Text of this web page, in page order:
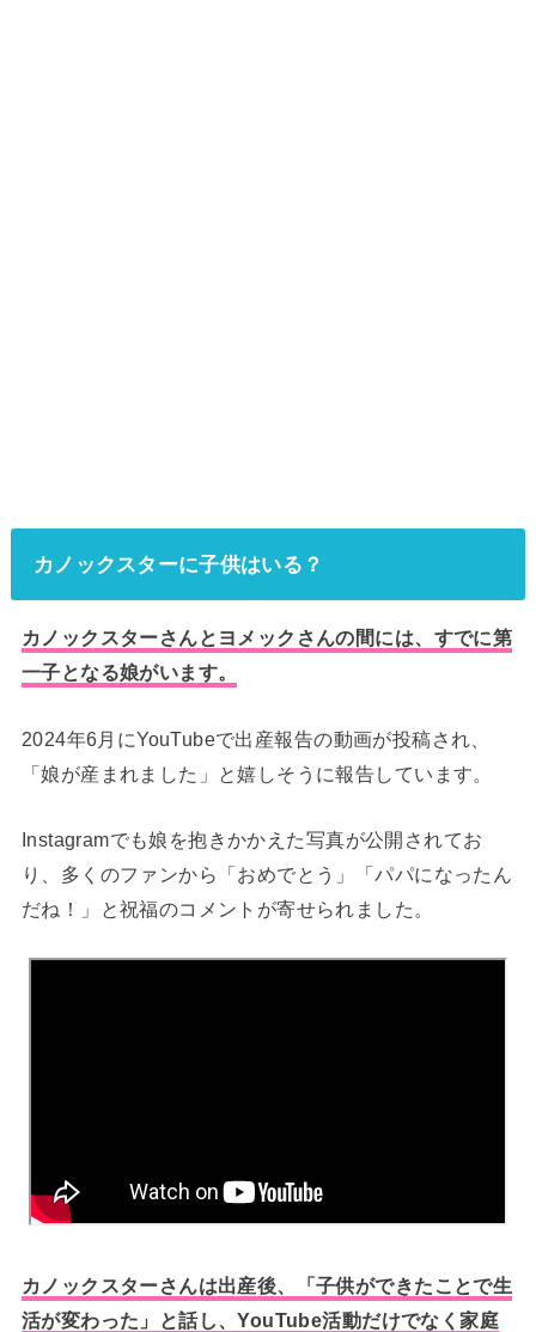
カノックスターに子供はいる？
カノックスターさんとヨメックさんの間には、すでに第
一子となる娘がいます。
2024年6月にYouTubeで出産報告の動画が投稿され、
「娘が産まれました」と嬉しそうに報告しています。
Instagramでも娘を抱きかかえた写真が公開されてお
り、多くのファンから「おめでとう」「パパになったん
だね！」と祝福のコメントが寄せられました。
カノックスターさんは出産後、「子供ができたことで生
活が変わった」と話し、YouTube活動だけでなく家庭